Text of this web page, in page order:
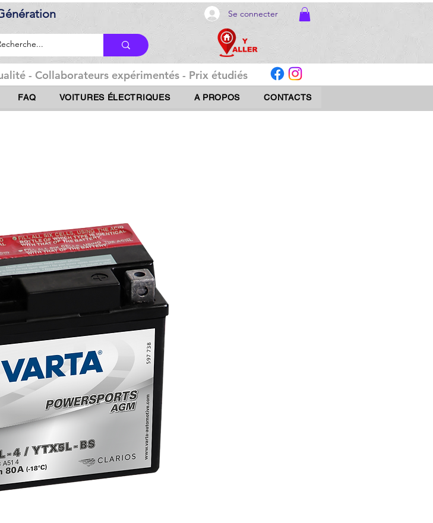
Se connecter
- Collaborateurs expérimentés - Prix étudiés
FAQ VOITURES ÉLECTRIQUES A PROPOS CONTACTS